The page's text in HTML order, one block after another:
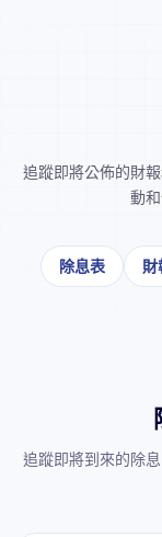
追蹤即將公佈的財
動
除息表 財
追蹤即將到來的除